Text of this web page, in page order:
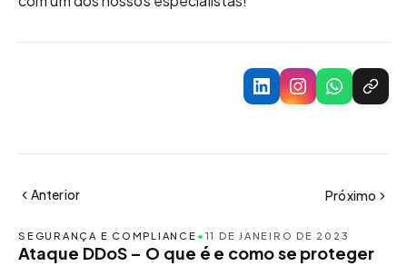
Anterior Próximo
SEGURANÇA E COMPLIANCE • 11 DE JANEIRO DE 2023
Ataque DDoS – O que é e como se proteger